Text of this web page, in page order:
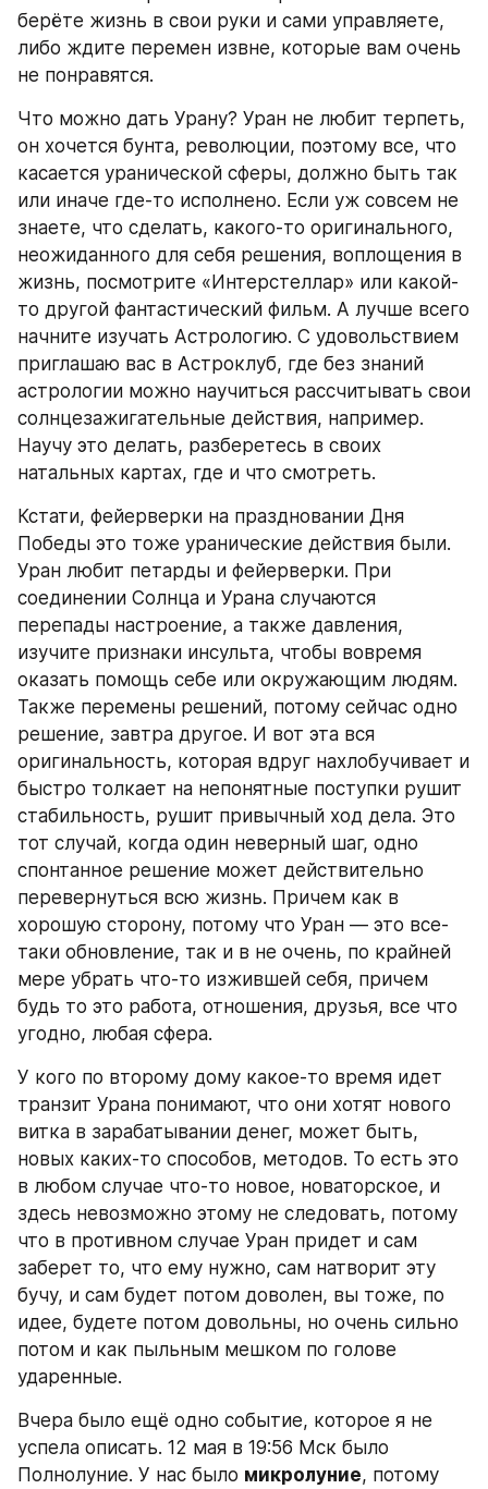
берёте жизнь в свои руки и сами управляете,
либо ждите перемен извне, которые вам очень
не понравятся.
Что можно дать Урану? Уран не любит терпеть,
он хочется бунта, революции, поэтому все, что
касается уранической сферы, должно быть так
или иначе где-то исполнено. Если уж совсем не
знаете, что сделать, какого-то оригинального,
неожиданного для себя решения, воплощения в
жизнь, посмотрите «Интерстеллар» или какой-
то другой фантастический фильм. А лучше всего
начните изучать Астрологию. С удовольствием
приглашаю вас в Астроклуб, где без знаний
астрологии можно научиться рассчитывать свои
солнцезажигательные действия, например.
Научу это делать, разберетесь в своих
натальных картах, где и что смотреть.
Кстати, фейерверки на праздновании Дня
Победы это тоже уранические действия были.
Уран любит петарды и фейерверки. При
соединении Солнца и Урана случаются
перепады настроение, а также давления,
изучите признаки инсульта, чтобы вовремя
оказать помощь себе или окружающим людям.
Также перемены решений, потому сейчас одно
решение, завтра другое. И вот эта вся
оригинальность, которая вдруг нахлобучивает и
быстро толкает на непонятные поступки рушит
стабильность, рушит привычный ход дела. Это
тот случай, когда один неверный шаг, одно
спонтанное решение может действительно
перевернуться всю жизнь. Причем как в
хорошую сторону, потому что Уран — это все-
таки обновление, так и в не очень, по крайней
мере убрать что-то изжившей себя, причем
будь то это работа, отношения, друзья, все что
угодно, любая сфера.
У кого по второму дому какое-то время идет
транзит Урана понимают, что они хотят нового
витка в зарабатывании денег, может быть,
новых каких-то способов, методов. То есть это
в любом случае что-то новое, новаторское, и
здесь невозможно этому не следовать, потому
что в противном случае Уран придет и сам
заберет то, что ему нужно, сам натворит эту
бучу, и сам будет потом доволен, вы тоже, по
идее, будете потом довольны, но очень сильно
потом и как пыльным мешком по голове
ударенные.
Вчера было ещё одно событие, которое я не
успела описать. 12 мая в 19:56 Мск было
Полнолуние. У нас было микролуние, потому